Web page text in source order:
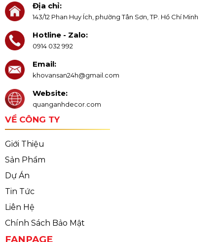
Địa chỉ:
143/12 Phan Huy Ích, phường Tân Sơn, TP. Hồ Chí Minh
Hotline - Zalo:
0914 032 992
Email:
khovansan24h@gmail.com
Website:
quanganhdecor.com
VỀ CÔNG TY
Giới Thiệu
Sản Phẩm
Dự Án
Tin Tức
Liên Hệ
Chính Sách Bảo Mật
FANPAGE